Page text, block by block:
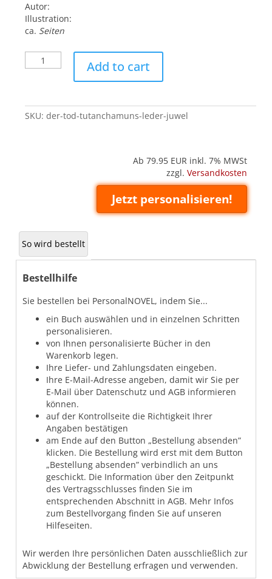
Autor:
Illustration:
ca. Seiten
Tod
Tutanchamuns
'Juwel')
quantity
Add to cart
SKU:der-tod-tutanchamuns-leder-juwel
Ab 79.95 EUR inkl. 7% MWSt
zzgl. Versandkosten
Jetzt personalisieren!
So wird bestellt
Bestellhilfe
Sie bestellen bei PersonalNOVEL, indem Sie...
ein Buch auswählen und in einzelnen Schritten
personalisieren.
von Ihnen personalisierte Bücher in den
Warenkorb legen.
Ihre Liefer- und Zahlungsdaten eingeben.
Ihre E-Mail-Adresse angeben, damit wir Sie per
E-Mail über Datenschutz und AGB informieren
können.
auf der Kontrollseite die Richtigkeit Ihrer
Angaben bestätigen
am Ende auf den Button „Bestellung absenden”
klicken. Die Bestellung wird erst mit dem Button
„Bestellung absenden” verbindlich an uns
geschickt. Die Information über den Zeitpunkt
des Vertragsschlusses finden Sie im
entsprechenden Abschnitt in AGB. Mehr Infos
zum Bestellvorgang finden Sie auf unseren
Hilfeseiten.
Wir werden Ihre persönlichen Daten ausschließlich zur
Abwicklung der Bestellung erfragen und verwenden.